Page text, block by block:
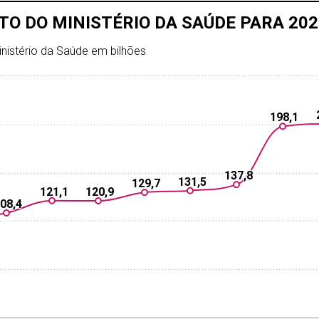
DO MINISTÉRIO DA SAÚDE PARA
da Saúde em bilhões
121,1
121,1 120,9
120,9
129,7
129,7 131,5
131,5 137,8
137,8
198,1
198,1